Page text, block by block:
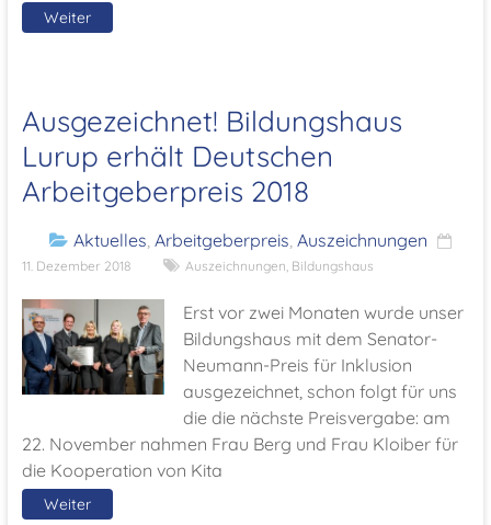
Weiter
Ausgezeichnet! Bildungshaus
Lurup erhält Deutschen
Arbeitgeberpreis 2018
Aktuelles, Arbeitgeberpreis, Auszeichnungen
11. Dezember 2018 Auszeichnungen, Bildungshaus
Erst vor zwei Monaten wurde unser
Bildungshaus mit dem Senator-
Neumann-Preis für Inklusion
ausgezeichnet, schon folgt für uns
die die nächste Preisvergabe: am
22. November nahmen Frau Berg und Frau Kloiber für
die Kooperation von Kita
Weiter